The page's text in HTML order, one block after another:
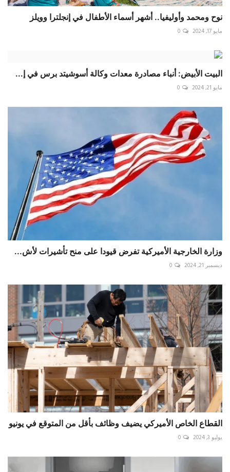
نوح ومحمد وأوليفيا.. أشهر أسماء الأطفال في إنجلترا وويلز
مايو 17, 2024 0
البيت الأبيض: أنباء مصادرة معدات وكالة أسوشيتد برس في إ...
مايو 21, 2024 0
وزارة الخارجية الأميركية تفرض قيودا على منح تأشيرات لأش...
ديسمبر 21, 2024 0
القطاع الخاص الأميركي يضيف وظائف بأقل من المتوقع في يونيو
يوليو 3, 2024 0